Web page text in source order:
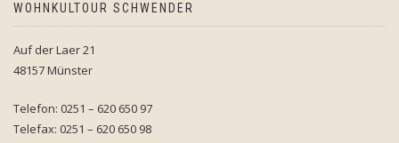
WOHNKULTOUR SCHWENDER
Auf der Laer 21
48157 Münster
Telefon: 0251 – 620 650 97
Telefax: 0251 – 620 650 98